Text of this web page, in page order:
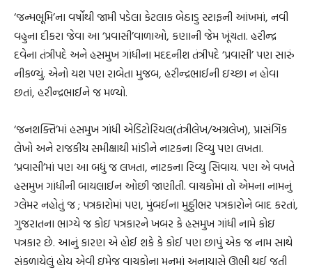
‘જન્મભૂમિ’ના વર્ષોથી જામી પડેલા કેટલાક બેઠાડુ સ્ટાફની આંખમાં, નવી
વહુના દીકરા જેવા આ ‘પ્રવાસી’વાળાઓ, કણાની જેમ ખૂંચતા. હરીન્દ્ર
દવેના તંત્રીપદે અને હસમુખ ગાંધીના મદદનીશ તંત્રીપદે ‘પ્રવાસી’ પણ સારું
નીકળ્યું. એનો યશ પણ રાબેતા મુજબ, હરીન્દ્રભાઈની ઇચ્છા ન હોવા
છતાં, હરીન્દ્રભાઈને જ મળ્યો.
‘જનશક્તિ’માં હસમુખ ગાંધી એડિટોરિયલ(તંત્રીલેખ/અગ્રલેખ), પ્રાસંગિક
લેખો અને રાજકીય સમીક્ષાથી માંડીને નાટકના રિવ્યુ પણ લખતા.
‘પ્રવાસી’માં પણ આ બધું જ લખતા, નાટકના રિવ્યુ સિવાય. પણ એ વખતે
હસમુખ ગાંધીની બાયલાઈન ઓછી જાણીતી. વાચકોમાં તો એમના નામનું
ગ્લેમર નહોતું જ ; પત્રકારોમાં પણ, મુંબઈના મુઠ્ઠીભર પત્રકારોને બાદ કરતાં,
ગુજરાતના ભાગ્યે જ કોઇ પત્રકારને ખબર કે હસમુખ ગાંધી નામે કોઇ
પત્રકાર છે. આનું કારણ એ હોઈ શકે કે કોઈ પણ છાપું એક જ નામ સાથે
સંકળાયેલું હોય એવી ઇમેજ વાચકોના મનમાં અનાયાસે ઊભી થઈ જતી